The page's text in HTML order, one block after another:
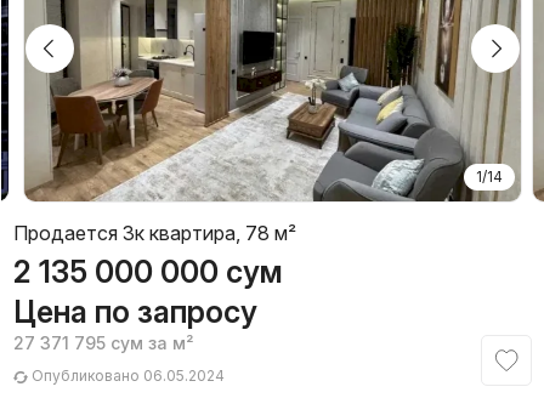
1/14
Продается 3к квартира, 78 м²
2 135 000 000 сум
Цена по запросу
27 371 795 сум за м²
Опубликовано 06.05.2024